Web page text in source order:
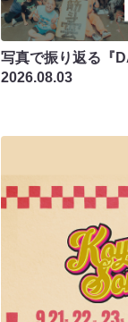
写真で振り返る『
2026.08.03